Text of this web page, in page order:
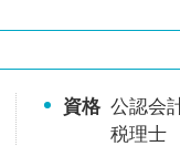
資格 公認会
税理士